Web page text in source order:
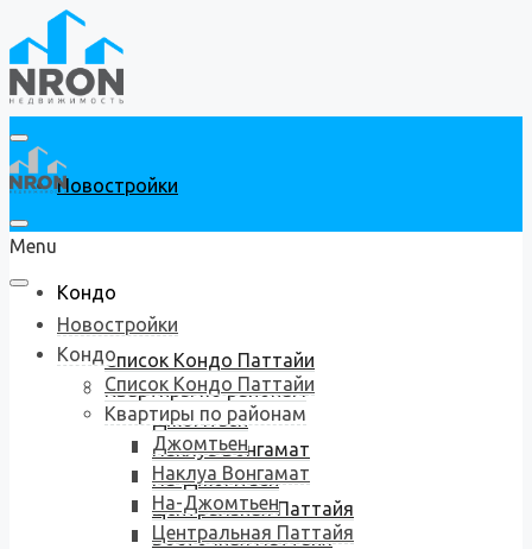
Новостройки
Кондо
Список Кондо Паттайи
Квартиры по районам
Джомтьен
Наклуа Вонгамат
На-Джомтьен
Центральная Паттайя
Восточная Паттайя
Menu
Новостройки
Кондо
Список Кондо Паттайи
Квартиры по районам
Джомтьен
Наклуа Вонгамат
На-Джомтьен
Центральная Паттайя